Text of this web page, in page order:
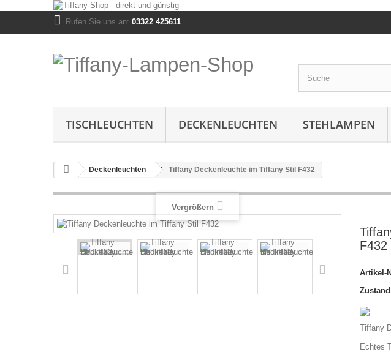
Rufen Sie uns an: 03322 425611
TISCHLEUCHTEN DECKENLEUCHTEN STEHLAMPEN
Deckenleuchten Tiffany Deckenleuchte im Tiffany Stil F432
Vergrößern
F432
Artikel-
Tiffany
Echtes